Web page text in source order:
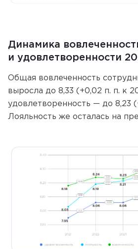
Динамика
и удовлетворенности
Общая вовлеченность
выросла до 8,33 (+0,02 п. п. к
удовлетворенность — до 8,23
Лояльность же осталась на